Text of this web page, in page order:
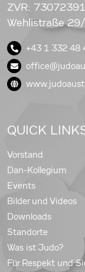
ZVR: 73072391
Wehlistraße
+43 1 332 48
QUICK
Vorstand
Dan-Kollegium
Events
Bilder und Videos
Downloads
Standorte
Was ist Judo?
Für Respekt und